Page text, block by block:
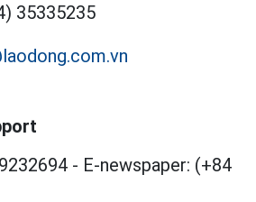
35335235
- E-newspaper: (+84